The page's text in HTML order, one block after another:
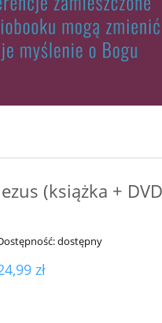
(książka +
dostępny
zł